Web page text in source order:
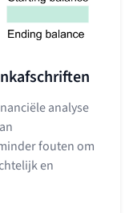
analyse
fouten om
en